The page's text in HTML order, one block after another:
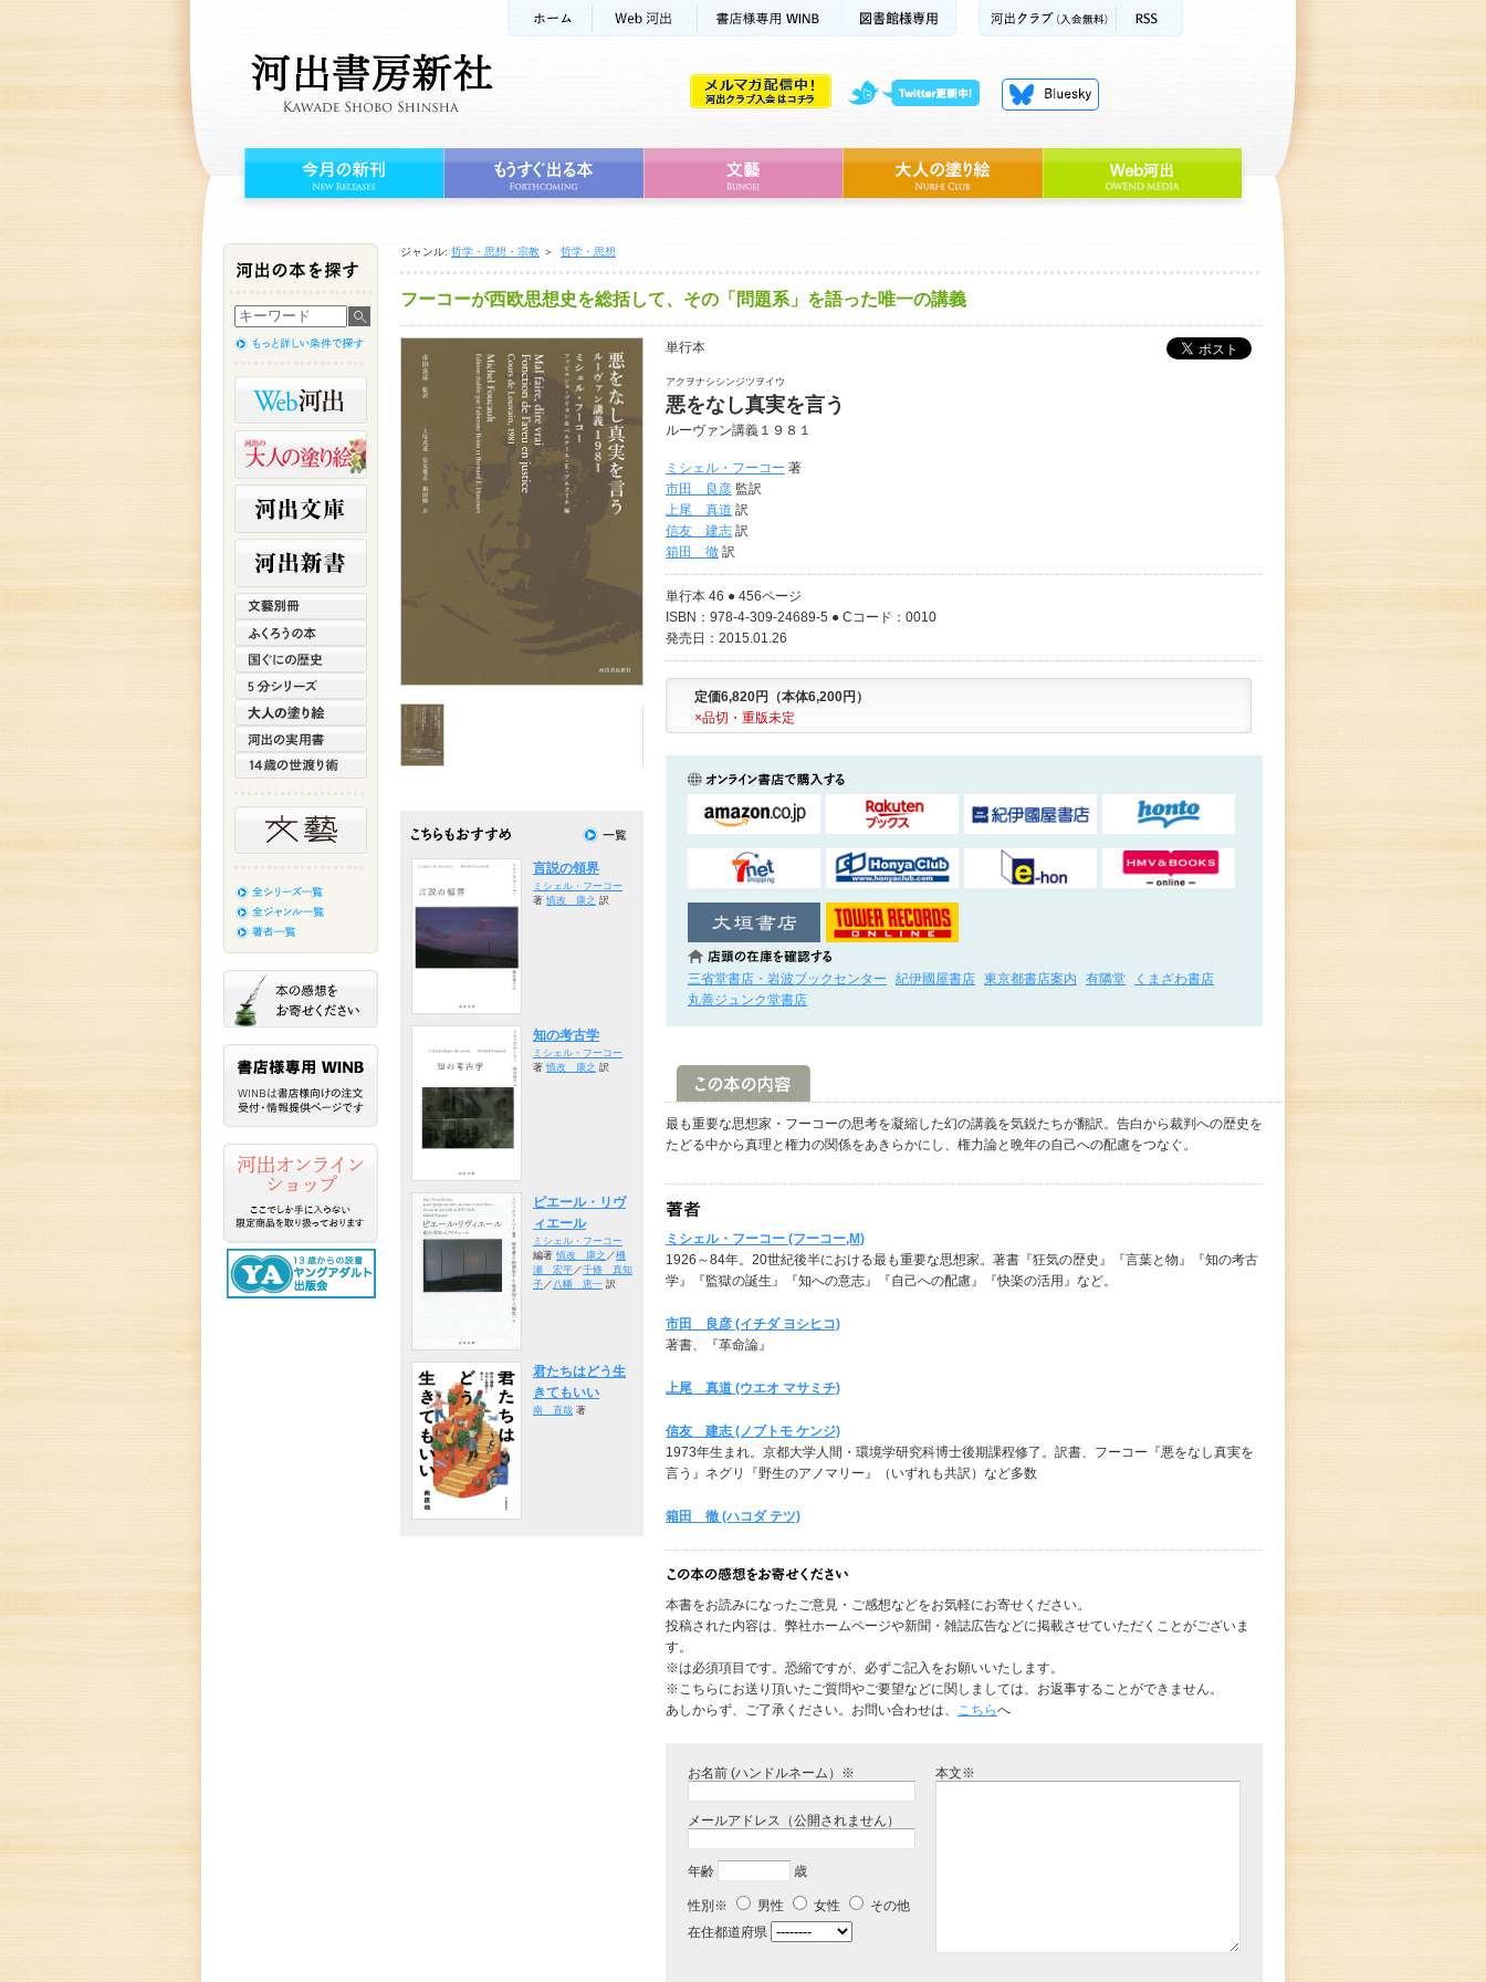
ジャンル: 哲学・思想・宗教 ＞ 哲学・思想
フーコーが西欧思想史を総括して、その「問題系」を語った唯一の講義
単行本
アクヲナシシンジツヲイウ
悪をなし真実を言う
ルーヴァン講義１９８１
ミシェル・フーコー 著
市田 良彦 監訳
上尾 真道 訳
信友 建志 訳
箱田 徹 訳
単行本 46 ● 456ページ
ISBN：978-4-309-24689-5 ● Cコード：0010
発売日：2015.01.26
定価6,820円（本体6,200円）
×品切・重版未定
三省堂書店・岩波ブックセンター 紀伊國屋書店 東京都書店案内 有隣堂
くまざわ書店
丸善ジュンク堂書店
最も重要な思想家・フーコーの思考を凝縮した幻の講義を気鋭たちが翻訳。告白から裁判への歴史を
たどる中から真理と権力の関係をあきらかにし、権力論と晩年の自己への配慮をつなぐ。
ミシェル・フーコー (フーコー,M)
1926～84年。20世紀後半における最も重要な思想家。著書『狂気の歴史』『言葉と物』『知の考古
学』『監獄の誕生』『知への意志』『自己への配慮』『快楽の活用』など。
市田 良彦 (イチダ ヨシヒコ)
著書、『革命論』
上尾 真道 (ウエオ マサミチ)
信友 建志 (ノブトモ ケンジ)
1973年生まれ。京都大学人間・環境学研究科博士後期課程修了。訳書、フーコー『悪をなし真実を
言う』ネグリ『野生のアノマリー』（いずれも共訳）など多数
箱田 徹 (ハコダ テツ)
本書をお読みになったご意見・ご感想などをお気軽にお寄せください。
投稿された内容は、弊社ホームページや新聞・雑誌広告などに掲載させていただくことがございま
す。
※は必須項目です。恐縮ですが、必ずご記入をお願いいたします。
※こちらにお送り頂いたご質問やご要望などに関しましては、お返事することができません。
あしからず、ご了承ください。お問い合わせは、 こちらへ
お名前 (ハンドルネーム）※
メールアドレス（公開されません）
年齢 歳
性別※ 男性 女性
その他
在住都道府県
本文※
言説の領界
ミシェル・フーコー
著 慎改 康之 訳
知の考古学
ミシェル・フーコー
著 慎改 康之 訳
ピエール・リヴ
ィエール
ミシェル・フーコー
編著 慎改 康之 ／柵
瀬 宏平／千條 真知
子／ 八幡 恵一 訳
君たちはどう生
きてもいい
南 直哉 著